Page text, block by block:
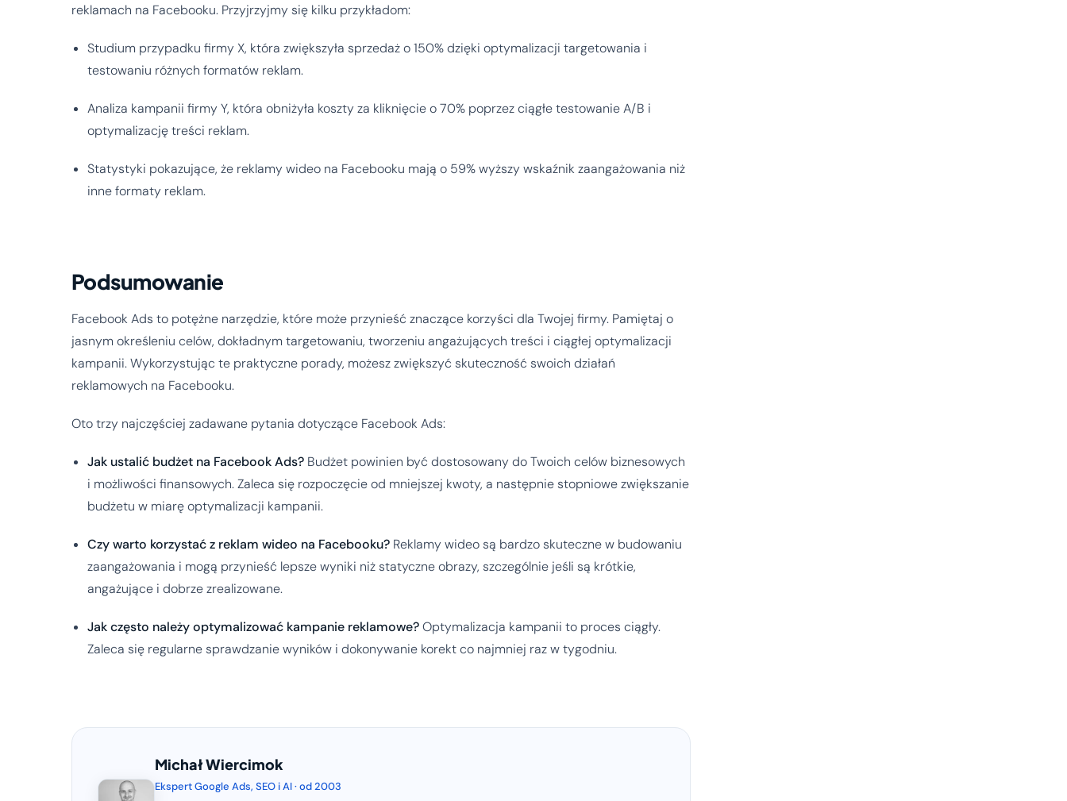
reklamach na Facebooku. Przyjrzyjmy się kilku przykładom:
Studium przypadku firmy X, która zwiększyła sprzedaż o 150% dzięki optymalizacji targetowania i
testowaniu różnych formatów reklam.
Analiza kampanii firmy Y, która obniżyła koszty za kliknięcie o 70% poprzez ciągłe testowanie A/B i
optymalizację treści reklam.
Statystyki pokazujące, że reklamy wideo na Facebooku mają o 59% wyższy wskaźnik zaangażowania niż
inne formaty reklam.
Podsumowanie
Facebook Ads to potężne narzędzie, które może przynieść znaczące korzyści dla Twojej firmy. Pamiętaj o
jasnym określeniu celów, dokładnym targetowaniu, tworzeniu angażujących treści i ciągłej optymalizacji
kampanii. Wykorzystując te praktyczne porady, możesz zwiększyć skuteczność swoich działań
reklamowych na Facebooku.
Oto trzy najczęściej zadawane pytania dotyczące Facebook Ads:
Jak ustalić budżet na Facebook Ads? Budżet powinien być dostosowany do Twoich celów biznesowych
i możliwości finansowych. Zaleca się rozpoczęcie od mniejszej kwoty, a następnie stopniowe zwiększanie
budżetu w miarę optymalizacji kampanii.
Czy warto korzystać z reklam wideo na Facebooku? Reklamy wideo są bardzo skuteczne w budowaniu
zaangażowania i mogą przynieść lepsze wyniki niż statyczne obrazy, szczególnie jeśli są krótkie,
angażujące i dobrze zrealizowane.
Jak często należy optymalizować kampanie reklamowe?Optymalizacja kampanii to proces ciągły.
Zaleca się regularne sprawdzanie wyników i dokonywanie korekt co najmniej raz w tygodniu.
Michał Wiercimok
Ekspert Google Ads, SEO i AI · od 2003